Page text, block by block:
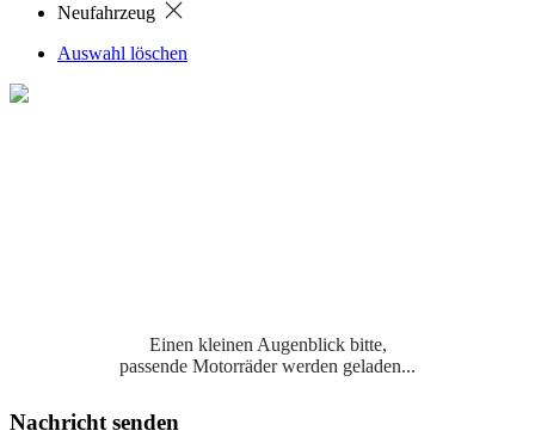
Neufahrzeug
Auswahl löschen
Einen kleinen Augenblick bitte,
passende Motorräder werden geladen...
Nachricht senden